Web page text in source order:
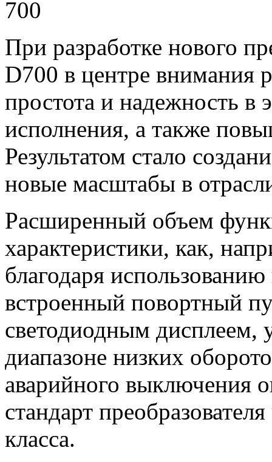
При разработке нового
D700 в центре внимания
простота и надежность в
исполнения, а также
Результатом стало
новые масштабы в
Расширенный объем
характеристики, как,
благодаря
встроенный повортный
светодиодным дисплеем,
диапазоне низких
аварийного выключения
стандарт
класса.